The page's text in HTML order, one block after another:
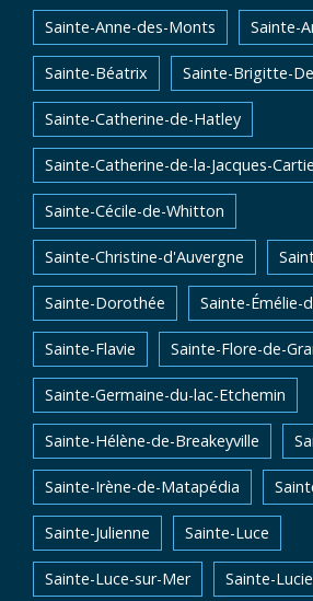
Sainte-Anne-des-Monts Sainte-
Sainte-Béatrix Sainte-Brigitte-
Sainte-Catherine-de-Hatley
Sainte-Catherine-de-la-Jacques-
Sainte-Cécile-de-Whitton
Sainte-Christine-d'Auvergne
Sainte-Dorothée Sainte-Émélie-
Sainte-Flavie Sainte-Flore-de-
Sainte-Germaine-du-lac-Etchemin
Sainte-Hélène-de-Breakeyville
Sainte-Irène-de-Matapédia
Sainte-Julienne Sainte-Luce
Sainte-Luce-sur-Mer Sainte-Lucie